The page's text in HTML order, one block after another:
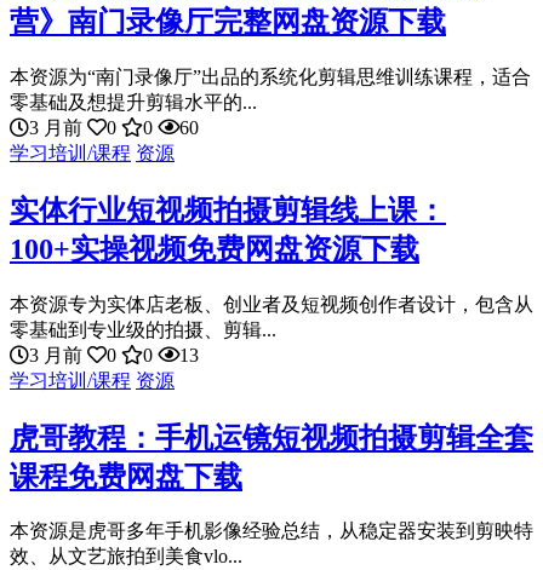
营》南门录像厅完整网盘资源下载
本资源为“南门录像厅”出品的系统化剪辑思维训练课程，适合
零基础及想提升剪辑水平的...
3 月前
0 0
60
学习培训/课程 资源
实体行业短视频拍摄剪辑线上课：
100+实操视频免费网盘资源下载
本资源专为实体店老板、创业者及短视频创作者设计，包含从
零基础到专业级的拍摄、剪辑...
3 月前
0 0
13
学习培训/课程 资源
虎哥教程：手机运镜短视频拍摄剪辑全套
课程免费网盘下载
本资源是虎哥多年手机影像经验总结，从稳定器安装到剪映特
效、从文艺旅拍到美食vlo...